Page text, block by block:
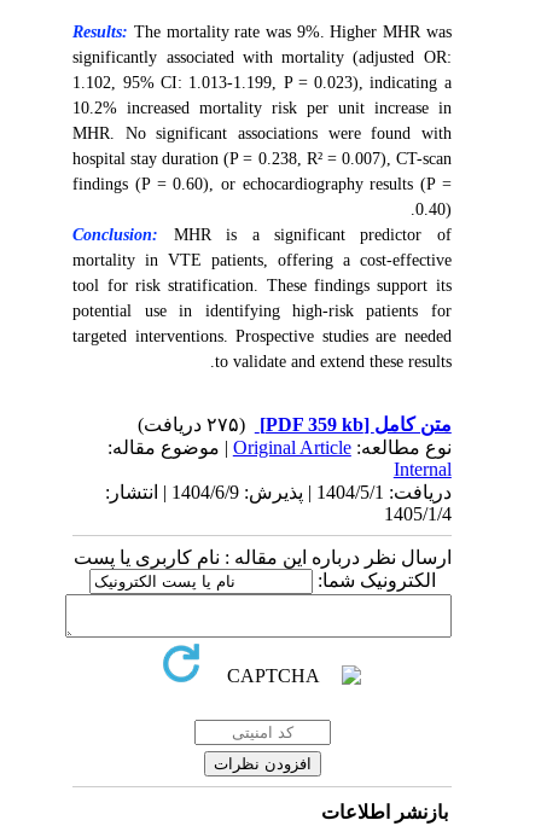
Results: The mortality rate was 9%. Higher MHR was
significantly associated with mortality (adjusted OR:
1.102, 95% CI: 1.013-1.199, P = 0.023), indicating a
10.2% increased mortality risk per unit increase in
MHR. No significant associations were found with
hospital stay duration (P = 0.238, R² = 0.007), CT-scan
findings (P = 0.60), or echocardiography results (P =
0.40).
Conclusion: MHR is a significant predictor of
mortality in VTE patients, offering a cost-effective
tool for risk stratification. These findings support its
potential use in identifying high-risk patients for
targeted interventions. Prospective studies are needed
to validate and extend these results.
متن کامل[PDF 359 kb]
نوع مطالعه:Original Article| موضوع مقاله:
Internal
دریافت: 1404/5/1 | پذیرش: 1404/6/9 | انتشار:
1405/1/4
ارسال نظر درباره این مقاله : نام کاربری یا پست
الکترونیک شما:
بازنشر اطلاعات